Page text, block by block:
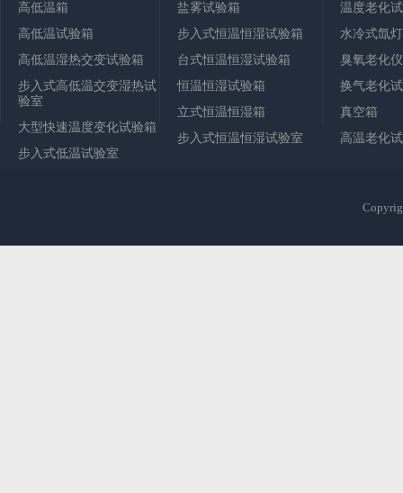
高低温箱
高低温试验箱
高低温湿热交变试验箱
步入式高低温交变湿热试
验室
大型快速温度变化试验箱
步入式低温试验室
盐雾试验箱
步入式恒温恒湿试验箱
台式恒温恒湿试验箱
恒温恒湿试验箱
立式恒温恒湿箱
步入式恒温恒湿试验室
温度老化
水冷式氙
臭氧老化仪
换气老化
真空箱
高温老化